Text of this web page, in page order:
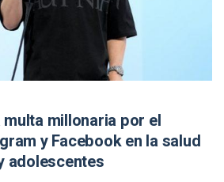
millonaria por el
y Facebook en la salud
adolescentes